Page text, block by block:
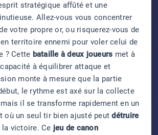
stratégique affûté et une
Allez-vous vous concentrer
votre propre or, ou risquerez-vous de
territoire ennemi pour voler celui de
? Cette bataille à deux joueurs met à
à équilibrer attaque et
monte à mesure que la partie
le rythme est axé sur la collecte
il se transforme rapidement en un
où un seul tir bien ajusté peutdétruire
victoire. Ce jeu de canon